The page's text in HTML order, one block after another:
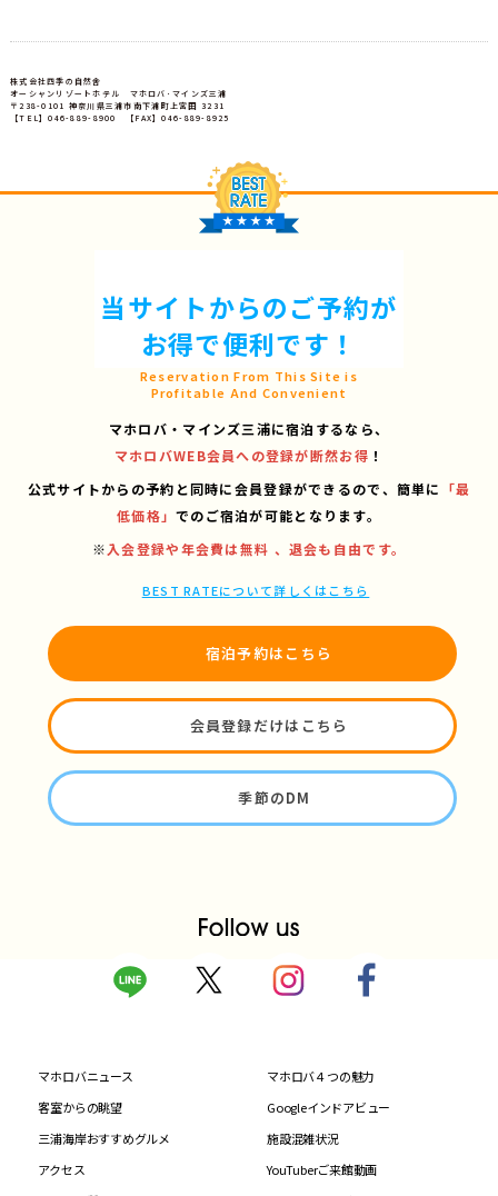
株式会社四季の自然舎
オーシャンリゾートホテル マホロバ･マインズ三浦
〒238-0101 神奈川県三浦市南下浦町上宮田 3231
【TEL】046-889-8900 【FAX】046-889-8925
当サイトからのご予約が
お得で便利です！
Reservation From This Site is
Profitable And Convenient
マホロバ・マインズ三浦に宿泊するなら、
マホロバWEB会員への登録が断然お得 ！
公式サイトからの予約と同時に会員登録ができるので、 簡単に 「最
低価格」でのご宿泊が可能となります。
※ 入会登録や年会費は無料 、退会も自由です。
BEST RATEについて詳しくはこちら
宿泊予約はこちら
会員登録だけはこちら
季節のDM
マホロバニュース
マホロバ４つの魅力
客室からの眺望
Googleインドアビュー
三浦海岸おすすめグルメ
施設混雑状況
アクセス
YouTuberご来館動画